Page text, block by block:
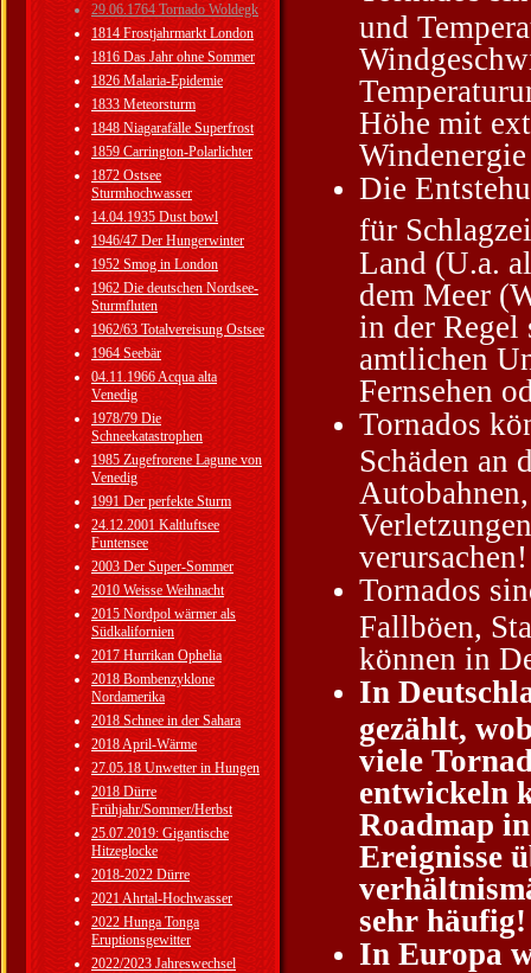
29.06.1764 Tornado Woldegk
1814 Frostjahrmarkt London
1816 Das Jahr ohne Sommer
1826 Malaria-Epidemie
1833 Meteorsturm
1848 Niagarafälle Superfrost
1859 Carrington-Polarlichter
1872 Ostsee
Sturmhochwasser
14.04.1935 Dust bowl
1946/47 Der Hungerwinter
1952 Smog in London
1962 Die deutschen Nordsee-
Sturmfluten
1962/63 Totalvereisung Ostsee
1964 Seebär
04.11.1966 Acqua alta
Venedig
1978/79 Die
Schneekatastrophen
1985 Zugefrorene Lagune von
Venedig
1991 Der perfekte Sturm
24.12.2001 Kaltluftsee
Funtensee
2003 Der Super-Sommer
2010 Weisse Weihnacht
2015 Nordpol wärmer als
Südkalifornien
2017 Hurrikan Ophelia
2018 Bombenzyklone
Nordamerika
2018 Schnee in der Sahara
2018 April-Wärme
27.05.18 Unwetter in Hungen
2018 Dürre
Frühjahr/Sommer/Herbst
25.07.2019: Gigantische
Hitzeglocke
2018-2022 Dürre
2021 Ahrtal-Hochwasser
2022 Hunga Tonga
Eruptionsgewitter
2022/2023 Jahreswechsel
und
Höhe mit
Die
für
Land (U.a.
dem Meer
in der Regel
amtlichen
Fernsehen
Tornados
Schäden an
verursachen!
Tornados
Fallböen,
können in
In
gezählt,
viele
entwickeln
Roadmap
Ereignisse
sehr häufig!
In Europa